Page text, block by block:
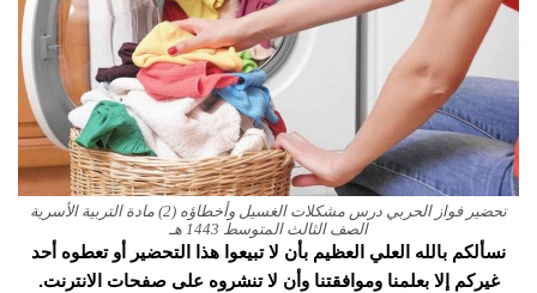
تحضير فواز الحربي درس مشكلات الغسيل وأخطاؤه (2) مادة التربية الأسرية
الصف الثالث المتوسط 1443 هـ
نسألكم بالله العلي العظيم بأن لا تبيعوا هذا التحضير أو تعطوه أحد
غيركم إلا بعلمنا وموافقتنا وأن لا تنشروه على صفحات الانترنت.